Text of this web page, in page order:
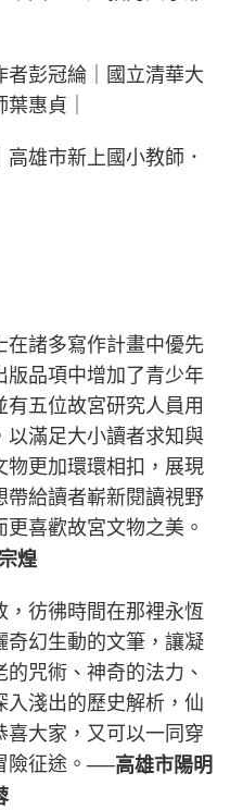
彭冠綸｜國立清華大
惠貞｜
雄市新上國小教師．
在諸多寫作計畫中優先
版品項中增加了青少年
五位故宮研究人員用
以滿足大小讀者求知與
物更加環環相扣，展現
帶給讀者嶄新閱讀視野
喜歡故宮文物之美。
煌
彷彿時間在那裡永恆
奇幻生動的文筆，讓凝
咒術、神奇的法力、
淺出的歷史解析，仙
喜大家，又可以一同穿
征途。 ──高雄市陽明